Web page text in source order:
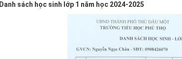
Danh sách học sinh lớp 1 năm học 2024-2025